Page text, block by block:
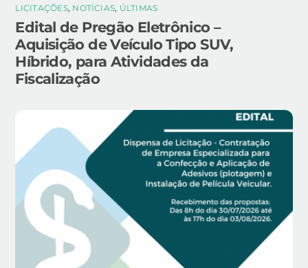
LICITAÇÕES, NOTÍCIAS, ÚLTIMAS
Edital de Pregão Eletrônico –
Aquisição de Veículo Tipo SUV,
Híbrido, para Atividades da
Fiscalização